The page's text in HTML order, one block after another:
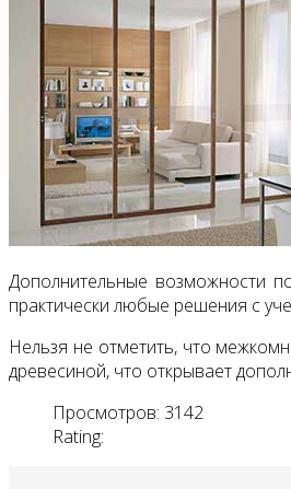
Дополнительные возможности
практически любые решения с
Нельзя не отметить, что
древесиной, что открывает
Просмотров: 3142
Rating: